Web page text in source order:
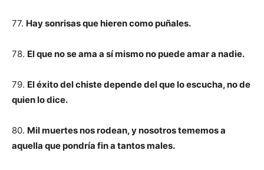
77. Hay sonrisas que hieren como puñales.
78. El que no se ama a sí mismo no puede amar a nadie.
79. El éxito del chiste depende del que lo escucha, no de
quien lo dice.
80. Mil muertes nos rodean, y nosotros tememos a
aquella que pondría fin a tantos males.